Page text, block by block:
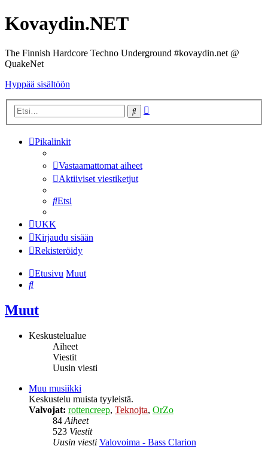
Kovaydin.NET
The Finnish Hardcore Techno Underground #kovaydin.net @
QuakeNet
Hyppää sisältöön
Etsi
Pikalinkit
Vastaamattomat aiheet
Aktiiviset viestiketjut
Etsi
UKK
Kirjaudu sisään
Rekisteröidy
Etusivu Muut
Etsi
Muut
Keskustelualue
Aiheet
Viestit
Uusin viesti
Muu musiikki
Keskustelu muista tyyleistä.
Valvojat: rottencreep, Teknojta, OrZo
84 Aiheet
523 Viestit
Uusin viesti Valovoima - Bass Clarion